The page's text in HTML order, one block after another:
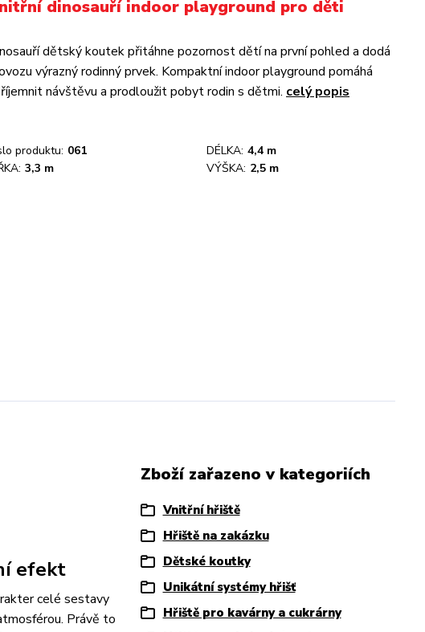
dinosauří indoor playground pro děti
dětský koutek přitáhne pozornost dětí na první pohled a dodá
výrazný rodinný prvek. Kompaktní indoor playground pomáhá
návštěvu a prodloužit pobyt rodin s dětmi. celý popis
produktu: 061 DÉLKA: 4,4 m
3,3 m VÝŠKA: 2,5 m
efekt
celé sestavy
Právě to
Zboží zařazeno v kategoriích
Vnitřní hřiště
Hřiště na zakázku
Dětské koutky
Unikátní systémy hřišť
Hřiště pro kavárny a cukrárny